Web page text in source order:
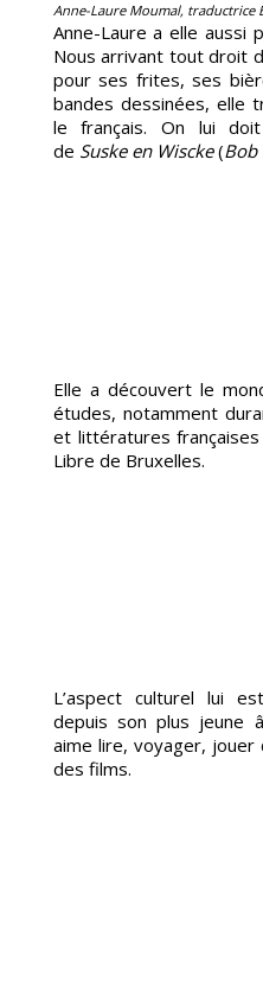
Anne-Laure Moumal, traductrice
Anne-Laure a elle aussi
Nous arrivant tout droit
pour ses frites, ses
bandes dessinées, elle
le français. On lui
de Suske en Wiscke(Bob
Elle a découvert le
études, notamment
et littératures
Libre de Bruxelles.
L’aspect culturel lui
depuis son plus jeune
aime lire, voyager,
des films.